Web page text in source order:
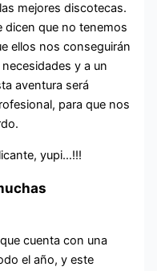
mejores discotecas.
dicen que no tenemos
ellos nos conseguirán
y a un
aventura será
para que nos
yupi…!!!
cuenta con una
el año, y este